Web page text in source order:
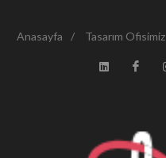
Anasayfa / Tasarım Ofisimiz